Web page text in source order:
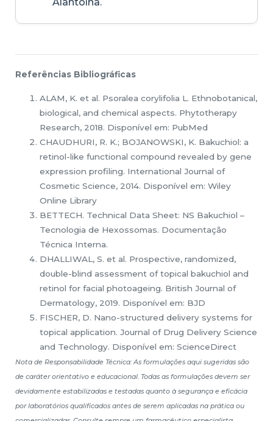
Referências Bibliográficas
ALAM, K. et al. Psoralea corylifolia L. Ethnobotanical,
biological, and chemical aspects. Phytotherapy
Research, 2018. Disponível em: PubMed
CHAUDHURI, R. K.; BOJANOWSKI, K. Bakuchiol: a
retinol-like functional compound revealed by gene
expression profiling. International Journal of
Cosmetic Science, 2014. Disponível em: Wiley
Online Library
BETTECH. Technical Data Sheet: NS Bakuchiol –
Tecnologia de Hexossomas. Documentação
Técnica Interna.
DHALLIWAL, S. et al. Prospective, randomized,
double-blind assessment of topical bakuchiol and
retinol for facial photoageing. British Journal of
Dermatology, 2019. Disponível em: BJD
FISCHER, D. Nano-structured delivery systems for
topical application. Journal of Drug Delivery Science
and Technology. Disponível em: ScienceDirect
Nota de Responsabilidade Técnica: As formulações aqui sugeridas são
de caráter orientativo e educacional. Todas as formulações devem ser
devidamente estabilizadas e testadas quanto à segurança e eficácia
por laboratórios qualificados antes de serem aplicadas na prática ou